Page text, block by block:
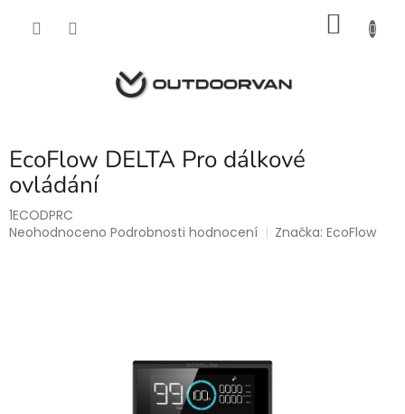
EcoFlow DELTA Pro dálkové
ovládání
1ECODPRC
Průměrné
Neohodnoceno Podrobnosti hodnocení Značka:EcoFlow